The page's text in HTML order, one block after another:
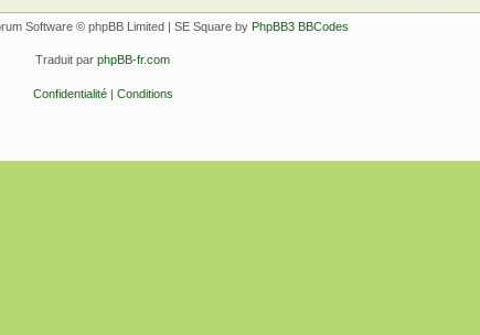
Software © phpBB Limited | SE Square by PhpBB3 BBCodes
Traduit par phpBB-fr.com
Confidentialité| Conditions